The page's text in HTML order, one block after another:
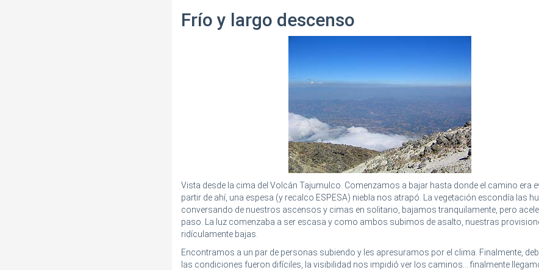
Frío y largo descenso
Vista desde la cima del Volcán Tajumulco. Comenzamos a bajar hasta donde el camino era
partir de ahí, una espesa (y recalco ESPESA) niebla nos atrapó. La vegetación escondía las
conversando de nuestros ascensos y cimas en solitario, bajamos tranquilamente, pero
paso. La luz comenzaba a ser escasa y como ambos subimos de asalto, nuestras
ridículamente bajas.
Encontramos a un par de personas subiendo y les apresuramos por el clima. Finalmente,
las condiciones fueron difíciles, la visibilidad nos impidió ver los caminos... finalmente